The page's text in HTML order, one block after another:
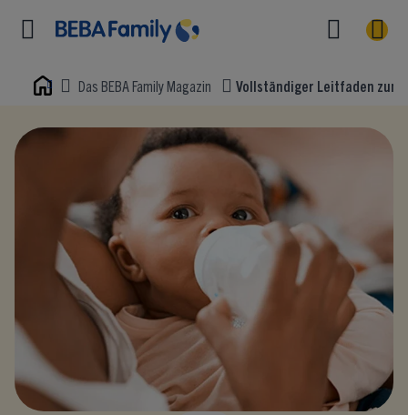
Home Das BEBA Family Magazin Vollständiger Leitfaden